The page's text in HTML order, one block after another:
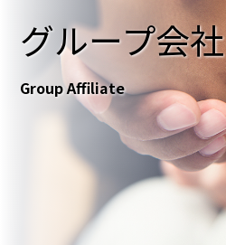
グループ会社
Group Affiliate